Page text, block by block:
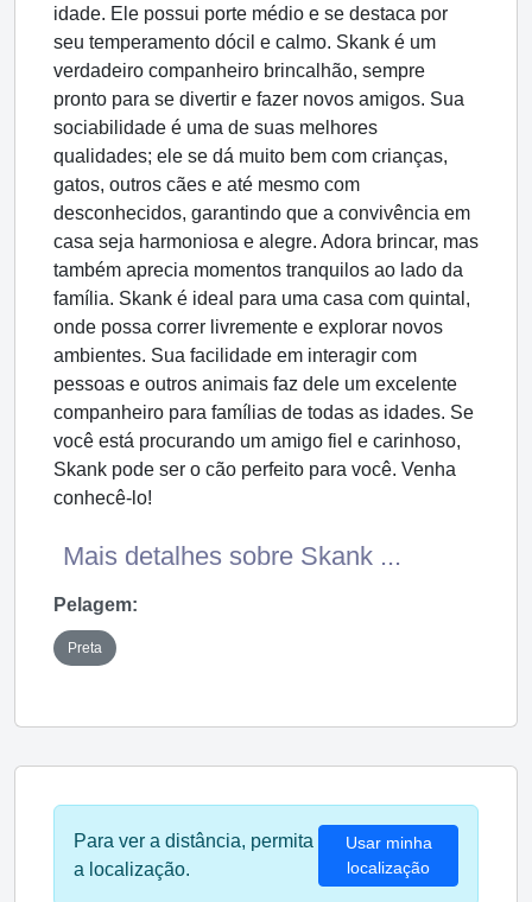
idade. Ele possui porte médio e se destaca por
seu temperamento dócil e calmo. Skank é um
verdadeiro companheiro brincalhão, sempre
pronto para se divertir e fazer novos amigos. Sua
sociabilidade é uma de suas melhores
qualidades; ele se dá muito bem com crianças,
gatos, outros cães e até mesmo com
desconhecidos, garantindo que a convivência em
casa seja harmoniosa e alegre. Adora brincar, mas
também aprecia momentos tranquilos ao lado da
família. Skank é ideal para uma casa com quintal,
onde possa correr livremente e explorar novos
ambientes. Sua facilidade em interagir com
pessoas e outros animais faz dele um excelente
companheiro para famílias de todas as idades. Se
você está procurando um amigo fiel e carinhoso,
Skank pode ser o cão perfeito para você. Venha
conhecê-lo!
Mais detalhes sobre Skank ...
Pelagem:
Preta
Para ver a distância, permita
a localização.
Usar minha
localização